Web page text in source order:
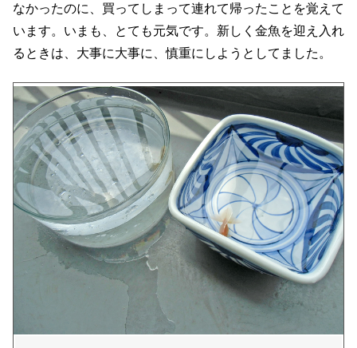
なかったのに、買ってしまって連れて帰ったことを覚えて
います。いまも、とても元気です。新しく金魚を迎え入れ
るときは、大事に大事に、慎重にしようとしてました。